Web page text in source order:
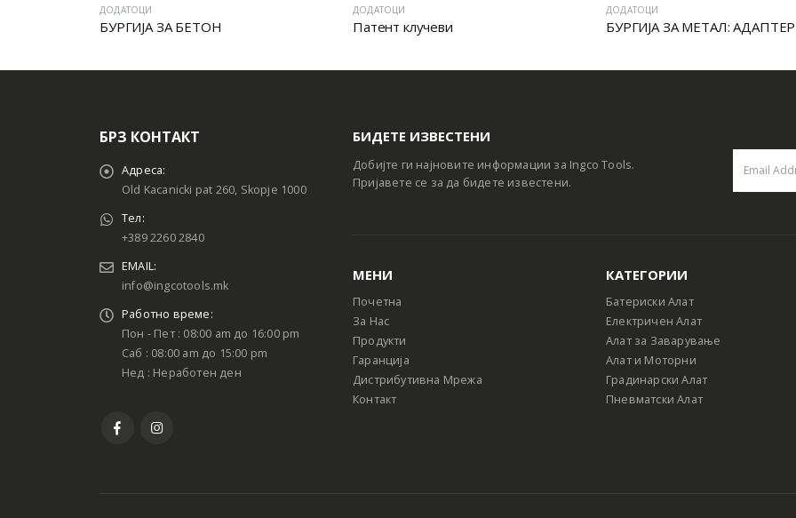
ДОДАТОЦИ
БУРГИЈА ЗА БЕТОН
ДОДАТОЦИ
Патент клучеви
ДОДАТОЦИ
БУРГИЈА
БРЗ КОНТАКТ
Адреса:
Old Kacanicki pat 260, Skopje 1000
Тел:
+389 2260 2840
EMAIL:
info@ingcotools.mk
Работно време:
Пон - Пет : 08:00 am до 16:00 pm
Саб : 08:00 am до 15:00 pm
Нед : Неработен ден
БИДЕТЕ ИЗВЕСТЕНИ
Добијте ги најновите информации за Ingco Tools.
Пријавете се за да бидете известени.
МЕНИ
Почетна
За Нас
Продукти
Гаранција
Дистрибутивна Мрежа
Контакт
КАТЕГОРИИ
Батериски Алат
Електричен Алат
Алат за Заварување
Алат и Моторни
Градинарски Алат
Пневматски Алат